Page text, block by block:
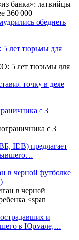
обеднеть
5 лет тюрьмы для
точку в деле
с 3
IDB) предлагает
в черной футболке
и
в Юрмале,…